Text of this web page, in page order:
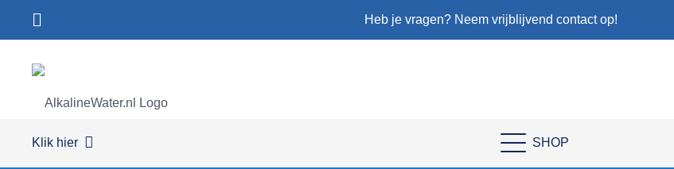
Heb je vragen? Neem vrijblijvend contact op!
Klik hier SHOP